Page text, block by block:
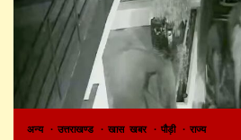
अन्य उत्तराखण्ड खास खबर पौड़ी राज्य